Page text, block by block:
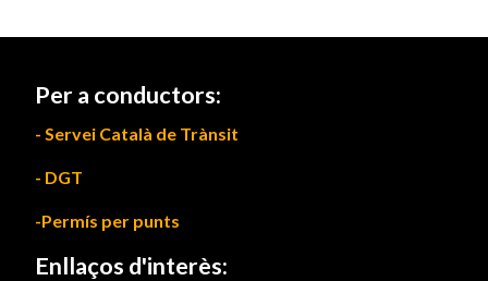
Per a conductors:
- Servei Català de Trànsit
- DGT
-Permís per punts
Enllaços d'interès: